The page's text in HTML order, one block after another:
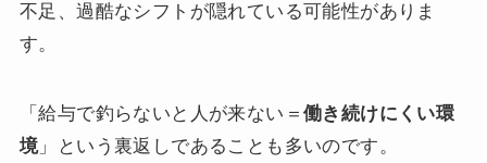
不足、過酷なシフトが隠れている可能性がありま
す。
「給与で釣らないと人が来ない＝ 働き続けにくい環
境」という裏返しであることも多いのです。